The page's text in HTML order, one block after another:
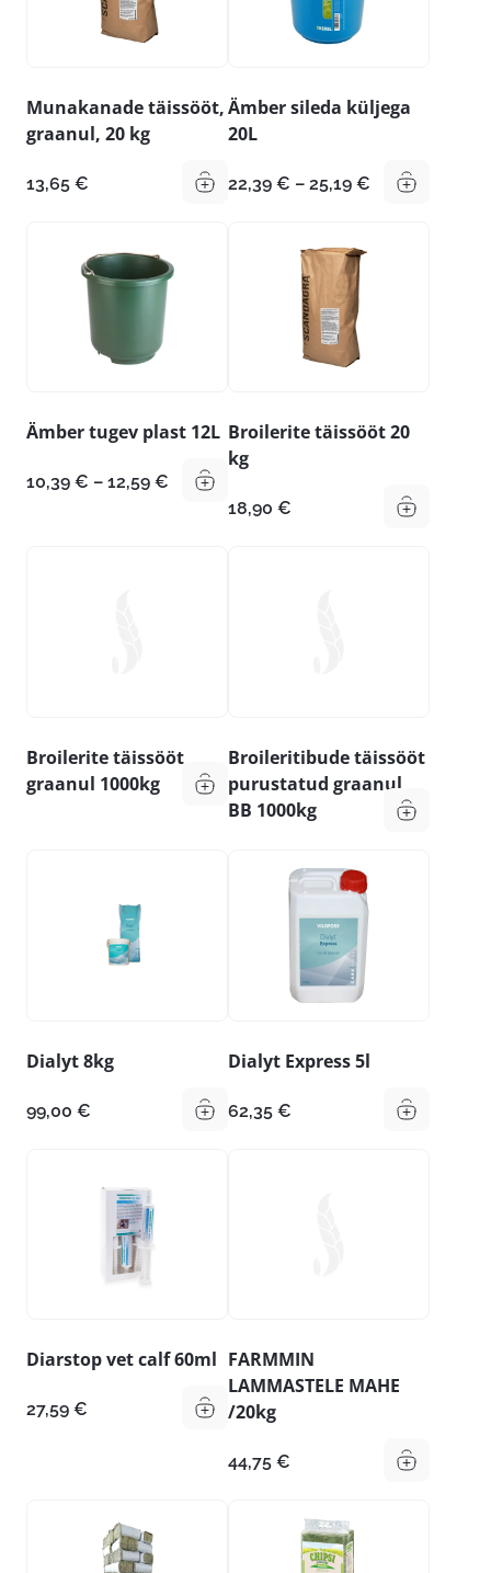
Munakanade täissööt,
graanul, 20 kg
13,65 €
Ämber sileda küljega
20L
22,39 € – 25,19 €
Ämber tugev plast 12L
10,39 € – 12,59 € Hinnavahemik:
10,39 €
Broilerite täissööt 20
kg
18,90 €
Broilerite täissööt
graanul 1000kg
Broileritibude täissööt
purustatud graanul
BB 1000kg
Dialyt 8kg
99,00 €
Dialyt Express 5l
62,35 €
Diarstop vet calf 60ml
27,59 €
FARMMIN
LAMMASTELE MAHE
/20kg
44,75 €